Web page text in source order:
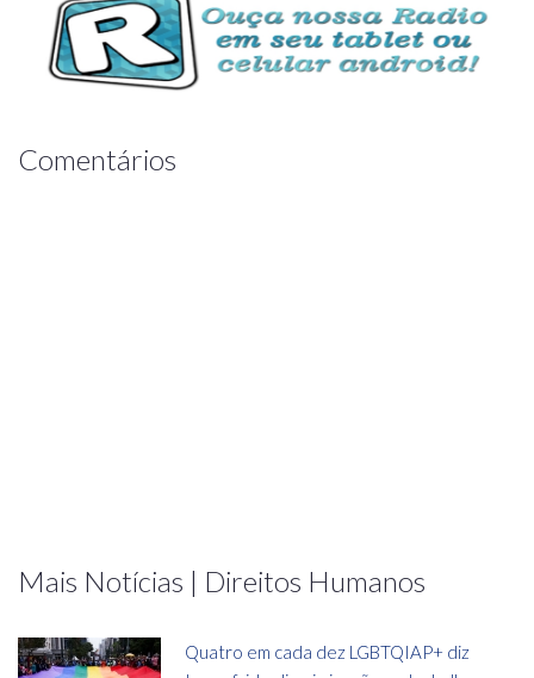
Comentários
Mais Notícias | Direitos Humanos
Quatro em cada dez LGBTQIAP+ diz